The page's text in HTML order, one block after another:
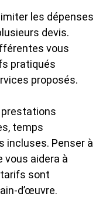
les dépenses
devis.
vous
pratiqués
proposés.
temps
incluses. Penser à
vous aidera à
sont
d’œuvre.